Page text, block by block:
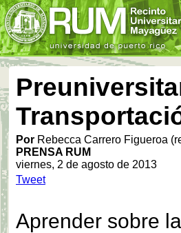
Por Rebecca Carrero Figueroa
PRENSA RUM
viernes, 2 de agosto de 2013
Tweet
Aprender sobre